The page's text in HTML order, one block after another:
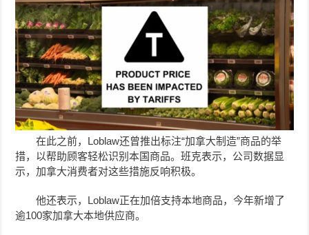
在此之前，Loblaw还曾推出标注“加拿大制造”商品的举
措，以帮助顾客轻松识别本国商品。班克表示，公司数据显
示，加拿大消费者对这些措施反响积极。
他还表示，Loblaw正在加倍支持本地商品，今年新增了
逾100家加拿大本地供应商。